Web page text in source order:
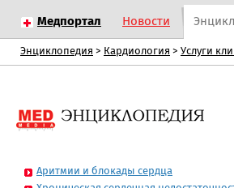
Медпортал Новости
Энциклопедия > Кардиология > Услуги
Аритмии и блокады сердца